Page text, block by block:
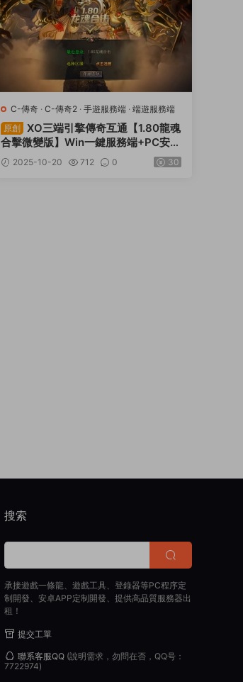
C-傳奇 · C-傳奇2 · 手遊服務端 · 端遊服務端
原創
XO三端引擎傳奇互通【1.80龍魂
合擊微變版】Win一鍵服務端+PC安卓
蘋果三端+加密工具+視頻架設教程
2025-10-20 712 0 30
搜索
承接遊戲一條龍、遊戲工具、登錄器等PC程序定
制開發、安卓APP定制開發、提供高品質服務器出
租！
提交工單
聯系客服QQ(說明需求，勿問在否，QQ号：
7722974)